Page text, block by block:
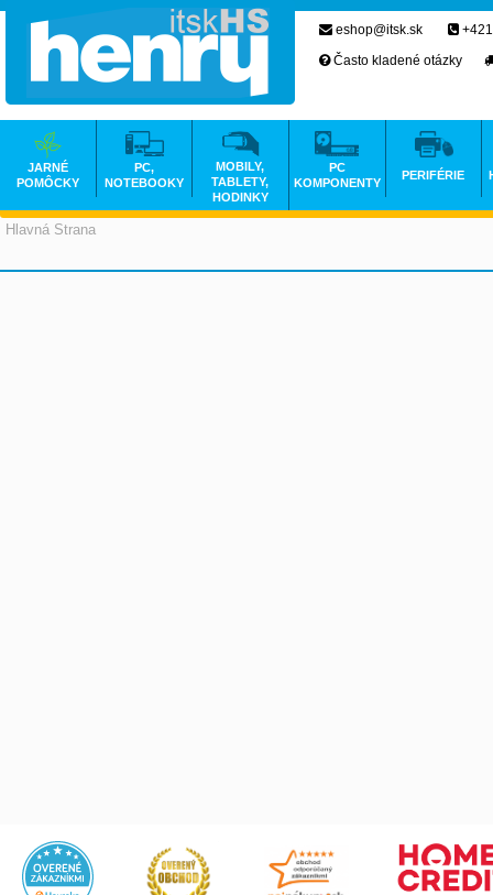
Hlavná Strana
eshop@itsk.sk
Často kladené otázky
JARNÉ
POMÔCKY
PC,
NOTEBOOKY
MOBILY,
TABLETY,
HODINKY
PC
KOMPONENTY
PERIFÉRIE